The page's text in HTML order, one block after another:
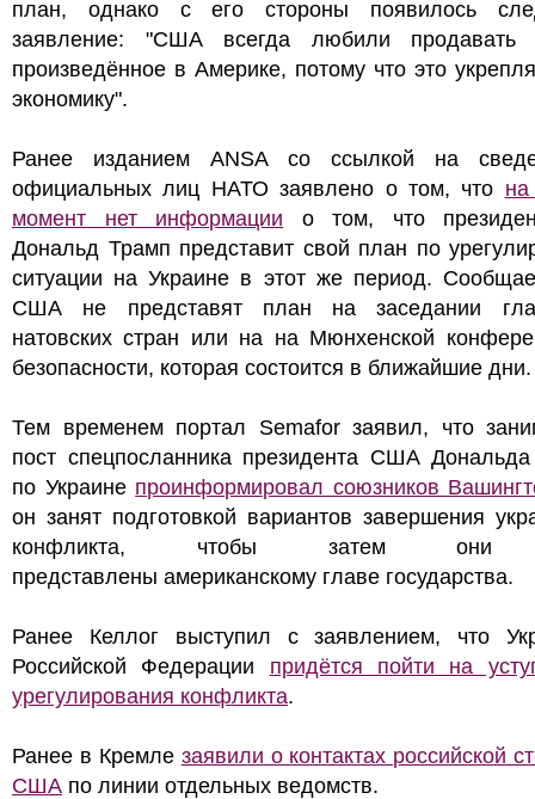
план, однако с его стороны появилось
заявление: "США всегда любили продавать
произведённое в Америке, потому что это
экономику".
Ранее изданием ANSA со ссылкой на
официальных лиц НАТО заявлено о том, что
момент нет информации о том, что
Дональд Трамп представит свой план по
ситуации на Украине в этот же период.
США не представят план на заседании
натовских стран или на на Мюнхенской
безопасности, которая состоится в ближайшие
Тем временем портал Semafor заявил, что
пост спецпосланника президента США
по Украине проинформировал союзников
он занят подготовкой вариантов завершения
конфликта, чтобы затем они
представлены американскому главе государства.
Ранее Келлог выступил с заявлением, что
Российской Федерации придётся пойти на
урегулирования конфликта.
Ранее в Кремле заявили о контактах российской
США по линии отдельных ведомств.